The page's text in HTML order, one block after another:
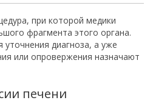
при которой медики
фрагмента этого органа.
диагноза, а уже
или опровержения назначают
печени